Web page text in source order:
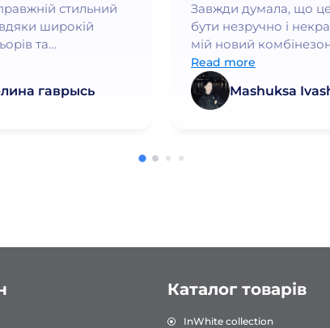
стильний
широкій
та
крою, я
та
гаврысь
Завжди думала, що
бути незручно і
мій новий
WHITE - це любов з
погляду. Він ідеально
якість просто
працюю в медичній
Read more
Mashuksa
Каталог товарів
InWhite collection